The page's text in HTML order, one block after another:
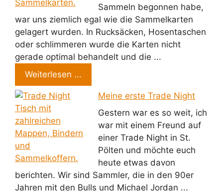
Sammeln begonnen habe,
war uns ziemlich egal wie die Sammelkarten
gelagert wurden. In Rucksäcken, Hosentaschen
oder schlimmeren wurde die Karten nicht
gerade optimal behandelt und die ...
Weiterlesen ...
Meine erste Trade Night
Gestern war es so weit, ich
war mit einem Freund auf
einer Trade Night in St.
Pölten und möchte euch
heute etwas davon
berichten. Wir sind Sammler, die in den 90er
Jahren mit den Bulls und Michael Jordan ...